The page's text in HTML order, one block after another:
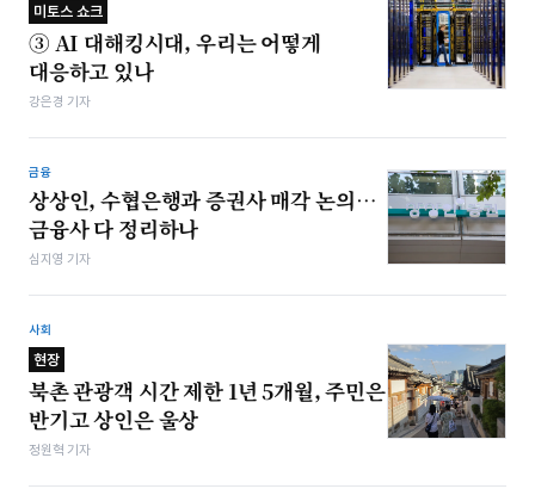
미토스 쇼크
③ AI 대해킹시대, 우리는 어떻게
대응하고 있나
강은경 기자
금융
상상인, 수협은행과 증권사 매각 논의…
금융사 다 정리하나
심지영 기자
사회
현장
북촌 관광객 시간 제한 1년 5개월, 주민은
반기고 상인은 울상
정원혁 기자